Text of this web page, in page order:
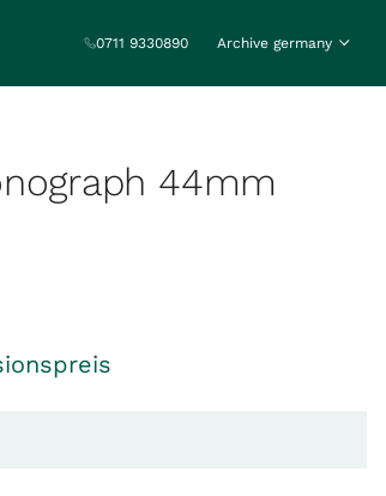
0711 9330890 Archive germany
44mm